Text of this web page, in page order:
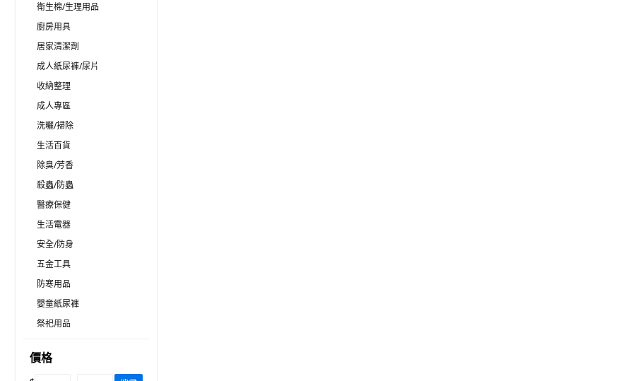
衛生棉/生理用品
廚房用具
居家清潔劑
成人紙尿褲/尿片
收納整理
成人專區
洗曬/掃除
生活百貨
除臭/芳香
殺蟲/防蟲
醫療保健
生活電器
安全/防身
五金工具
防寒用品
嬰童紙尿褲
祭祀用品
價格